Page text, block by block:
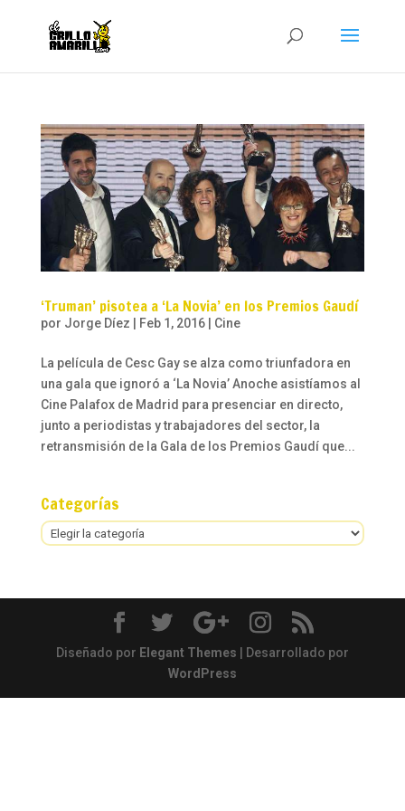
‘Truman’ pisotea a ‘La Novia’ en los Premios Gaudí
por Jorge Díez Feb 1, 2016| Cine
La película de Cesc Gay se alza como triunfadora en
una gala que ignoró a ‘La Novia’ Anoche asistíamos al
Cine Palafox de Madrid para presenciar en directo,
junto a periodistas y trabajadores del sector, la
retransmisión de la Gala de los Premios Gaudí que...
Categorías
Categorías
Diseñado por Elegant Themes | Desarrollado por
WordPress